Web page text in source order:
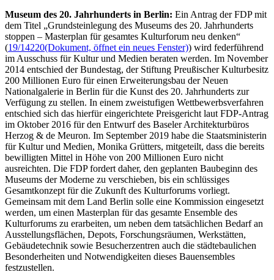
Museum des 20. Jahrhunderts in Berlin: Ein Antrag der FDP mit
dem Titel „Grundsteinlegung des Museums des 20. Jahrhunderts
stoppen – Masterplan für gesamtes Kulturforum neu denken“
(19/14220(Dokument, öffnet ein neues Fenster)) wird federführend
im Ausschuss für Kultur und Medien beraten werden. Im November
2014 entschied der Bundestag, der Stiftung Preußischer Kulturbesitz
200 Millionen Euro für einen Erweiterungsbau der Neuen
Nationalgalerie in Berlin für die Kunst des 20. Jahrhunderts zur
Verfügung zu stellen. In einem zweistufigen Wettbewerbsverfahren
entschied sich das hierfür eingerichtete Preisgericht laut FDP-Antrag
im Oktober 2016 für den Entwurf des Baseler Architekturbüros
Herzog & de Meuron. Im September 2019 habe die Staatsministerin
für Kultur und Medien, Monika Grütters, mitgeteilt, dass die bereits
bewilligten Mittel in Höhe von 200 Millionen Euro nicht
ausreichten. Die FDP fordert daher, den geplanten Baubeginn des
Museums der Moderne zu verschieben, bis ein schlüssiges
Gesamtkonzept für die Zukunft des Kulturforums vorliegt.
Gemeinsam mit dem Land Berlin solle eine Kommission eingesetzt
werden, um einen Masterplan für das gesamte Ensemble des
Kulturforums zu erarbeiten, um neben dem tatsächlichen Bedarf an
Ausstellungsflächen, Depots, Forschungsräumen, Werkstätten,
Gebäudetechnik sowie Besucherzentren auch die städtebaulichen
Besonderheiten und Notwendigkeiten dieses Bauensembles
festzustellen.